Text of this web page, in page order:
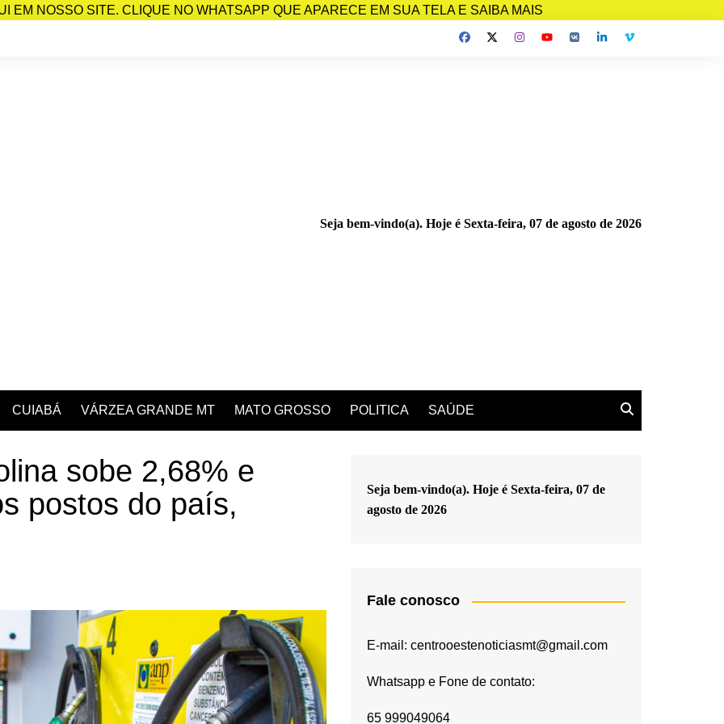
EM NOSSO SITE. CLIQUE NO WHATSAPP QUE APARECE EM SUA TELA E SAIBA MAIS
Seja bem-vindo(a). Hoje é Sexta-feira, 07 de agosto de 2026
CUIABÁ VÁRZEA GRANDE MT MATO GROSSO POLITICA SAÚDE
sobe 2,68% e
postos do país,
Seja bem-vindo(a). Hoje é Sexta-feira, 07 de
agosto de 2026
Fale conosco
E-mail: centrooestenoticiasmt@gmail.com
Whatsapp e Fone de contato:
65 999049064